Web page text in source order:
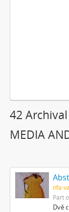
42
MEDIA
nfa-
Part
Dvě